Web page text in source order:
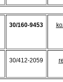
30/160-9453
30/412-2059